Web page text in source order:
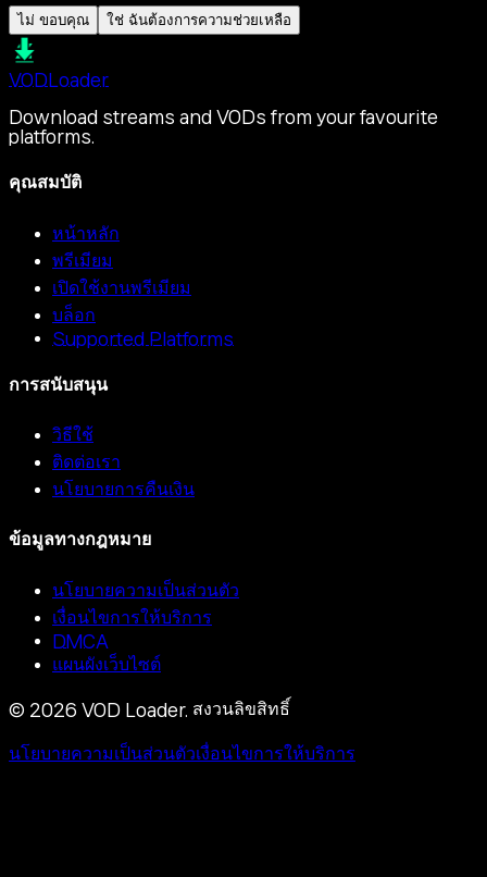
ไม่ ขอบคุณ ใช่ ฉันต้องการความช่วยเหลือ
VODLoader
Download streams and VODs from your favourite
platforms.
คุณสมบัติ
หน้าหลัก
พรีเมียม
เปิดใช้งานพรีเมียม
บล็อก
Supported Platforms
การสนับสนุน
วิธีใช้
ติดต่อเรา
นโยบายการคืนเงิน
ข้อมูลทางกฎหมาย
นโยบายความเป็นส่วนตัว
เงื่อนไขการให้บริการ
DMCA
แผนผังเว็บไซต์
© 2026 VOD Loader. สงวนลิขสิทธิ์
นโยบายความเป็นส่วนตัวเงื่อนไขการให้บริการ